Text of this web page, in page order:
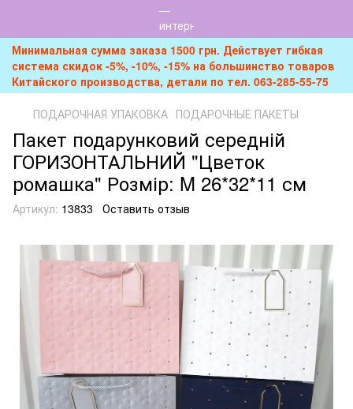
Минимальная сумма заказа 1500 грн. Действует гибкая
система скидок -5%, -10%, -15% на большинство товаров
Китайского производства, детали по тел. 063-285-55-75
ПОДАРОЧНАЯ УПАКОВКА ПОДАРОЧНЫЕ ПАКЕТЫ
Пакет подарунковий середній
ГОРИЗОНТАЛЬНИЙ "Цветок
ромашка" Розмір: M 26*32*11 см
Артикул: 13833 Оставить отзыв